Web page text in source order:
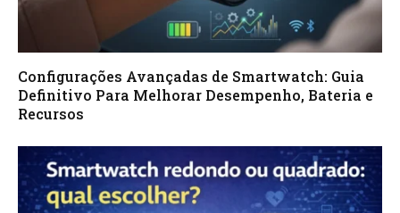
Configurações Avançadas de Smartwatch: Guia
Definitivo Para Melhorar Desempenho, Bateria e
Recursos